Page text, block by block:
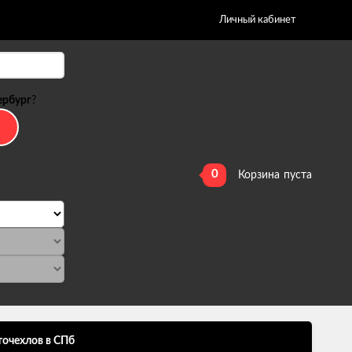
Личный кабинет
?
0 Корзина пуста
в СПб